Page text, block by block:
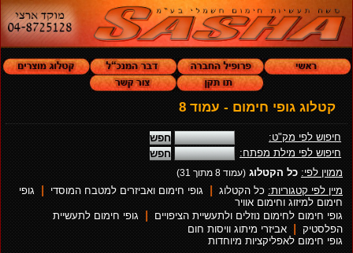
קטלוג גופי חימום - עמוד 8
חיפוש לפי מק"ט:
חיפוש לפי מילת מפתח:
ממוין לפי: כל הקטלוג (עמוד 8 מתוך 31)
מיין לפי קטגוריות: כל הקטלוג | גופי חימום ואביזרים למטבח המוסדי |
גופי
חימום למיזוג וחימום אוויר
גופי חימום לחימום נוזלים ולתעשיית הציפויים
|
גופי חימום לתעשיית
הפלסטיק | אביזרי מיתוג וויסות חום
גופי חימום לאפליקציות מיוחדות